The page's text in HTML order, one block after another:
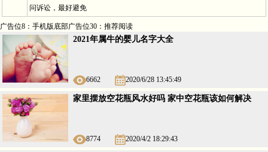
问诉讼，最好避免
广告位8：手机版底部广告位30：推荐阅读
2021年属牛的婴儿名字大全
6662 2020/6/28 13:45:49
家里摆放空花瓶风水好吗 家中空花瓶该如何解决
8774 2020/4/2 18:29:43